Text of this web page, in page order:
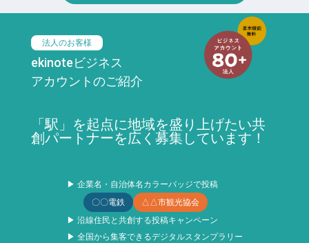
法人のお客様
ekinoteビジネス
アカウントのご紹介
「駅」を起点に地域を盛り上げたい共
創パートナーを広く募集しています！
▶ 企業名・自治体名カラーバッジで投稿
〇〇電鉄
△△市観光協会
▶ 沿線住民と共創する投稿キャンペーン
▶ 全国から集客できるデジタルスタンプラリー